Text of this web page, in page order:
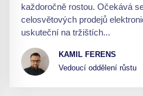
každoročně rostou. Očekává
celosvětových prodejů
uskuteční na tržištích...
KAMIL FERENS
Vedoucí oddělení růstu